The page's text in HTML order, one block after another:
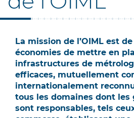
La mission de l’OIML est
économies de mettre en
infrastructures de
efficaces, mutuellement
internationalement
tous les domaines dont les
sont responsables, tels